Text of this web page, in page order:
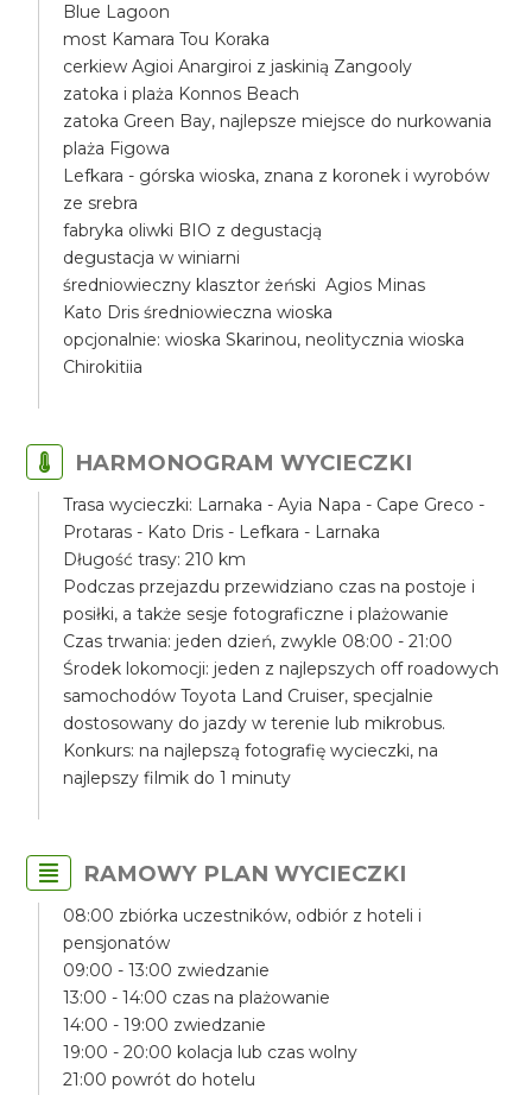
Blue Lagoon
most Kamara Tou Koraka
cerkiew Agioi Anargiroi z jaskinią Zangooly
zatoka i plaża Konnos Beach
zatoka Green Bay, najlepsze miejsce do nurkowania
plaża Figowa
Lefkara - górska wioska, znana z koronek i wyrobów
ze srebra
fabryka oliwki BIO z degustacją
degustacja w winiarni
średniowieczny klasztor żeński Agios Minas
Kato Dris średniowieczna wioska
opcjonalnie: wioska Skarinou, neolitycznia wioska
Chirokitiia
HARMONOGRAM WYCIECZKI
Trasa wycieczki: Larnaka - Ayia Napa - Cape Greco -
Protaras - Kato Dris - Lefkara - Larnaka
Długość trasy: 210 km
Podczas przejazdu przewidziano czas na postoje i
posiłki, a także sesje fotograficzne i plażowanie
Czas trwania: jeden dzień, zwykle 08:00 - 21:00
Środek lokomocji: jeden z najlepszych off roadowych
samochodów Toyota Land Cruiser, specjalnie
dostosowany do jazdy w terenie lub mikrobus.
Konkurs: na najlepszą fotografię wycieczki, na
najlepszy filmik do 1 minuty
RAMOWY PLAN WYCIECZKI
08:00 zbiórka uczestników, odbiór z hoteli i
pensjonatów
09:00 - 13:00 zwiedzanie
13:00 - 14:00 czas na plażowanie
14:00 - 19:00 zwiedzanie
19:00 - 20:00 kolacja lub czas wolny
21:00 powrót do hotelu